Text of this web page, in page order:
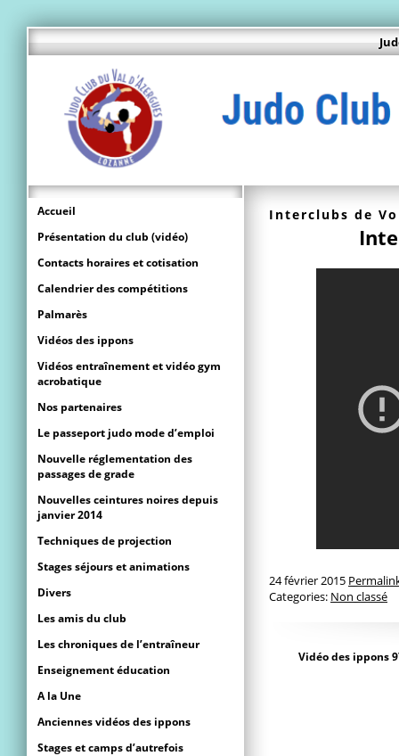
Interclubs de
24 février 2015
Categories: Non classé
Vidéo des ippons
Accueil
Présentation du club (vidéo)
Contacts horaires et cotisation
Calendrier des compétitions
Palmarès
Vidéos des ippons
Vidéos entraînement et vidéo gym
acrobatique
Nos partenaires
Le passeport judo mode d’emploi
Nouvelle réglementation des
passages de grade
Nouvelles ceintures noires depuis
janvier 2014
Techniques de projection
Stages séjours et animations
Divers
Les amis du club
Les chroniques de l’entraîneur
Enseignement éducation
A la Une
Anciennes vidéos des ippons
Stages et camps d’autrefois